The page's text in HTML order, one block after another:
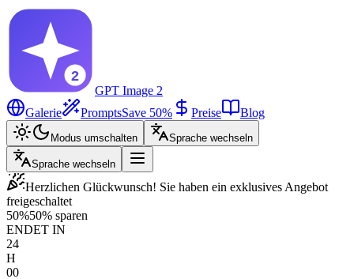
GPT Image 2
Galerie
PromptsSave 50% Preise Blog
Modus umschalten Sprache wechseln
Sprache wechseln
Herzlichen Glückwunsch! Sie haben ein exklusives Angebot
freigeschaltet
50%50% sparen
ENDET IN
24
H
00